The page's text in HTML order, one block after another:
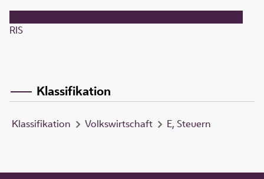
RIS
Klassifikation
Klassifikation Volkswirtschaft E, Steuern